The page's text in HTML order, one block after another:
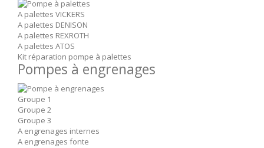
A palettes VICKERS
A palettes DENISON
A palettes REXROTH
A palettes ATOS
Kit réparation pompe à palettes
Pompes à engrenages
Groupe 1
Groupe 2
Groupe 3
A engrenages internes
A engrenages fonte